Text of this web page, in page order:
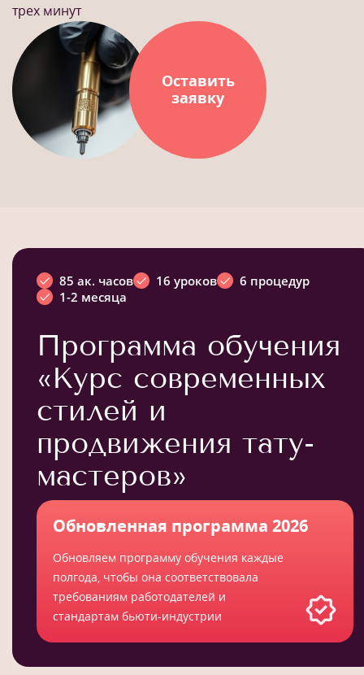
трех минут
Оставить
заявку
85 ак. часов 16 уроков
6 процедур
1-2 месяца
Программа обучения
«Курс современных
стилей и
продвижения тату-
мастеров»
Обновленная программа 2026
Обновляем программу обучения каждые
полгода, чтобы она соответствовала
требованиям работодателей и
стандартам бьюти-индустрии